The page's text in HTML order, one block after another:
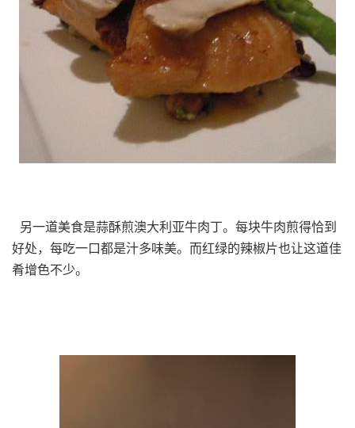
另一道美食是蒜酥煎澳大利亚牛肉丁。每块牛肉煎得恰到
好处，每吃一口都是汁多味美。而红绿的辣椒片也让这道佳
肴增色不少。